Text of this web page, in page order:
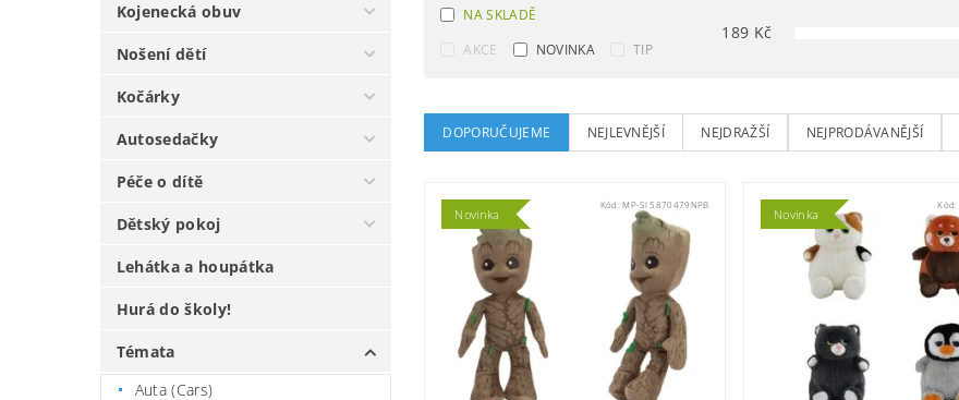
Kojenecká obuv
Nošení dětí
Kočárky
Autosedačky
Péče o dítě
Dětský pokoj
Lehátka a houpátka
Hurá do školy!
Témata
Auta (Cars)
NA SKLADĚ
AKCE
NOVINKA TIP
189 Kč
DOPORUČUJEME NEJLEVNĚJŠÍ NEJDRAŽŠÍ NEJPRODÁVANĚJŠÍ
Novinka
Kód:MP-SI 5870479NPB
Novinka
Kód: